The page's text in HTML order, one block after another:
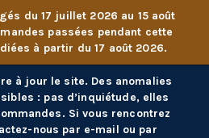
du 17 juillet 2026 au 15 août
passées pendant cette
à partir du 17 août 2026.
à jour le site. Des anomalies
: pas d’inquiétude, elles
Si vous rencontrez
nous par e-mail ou par